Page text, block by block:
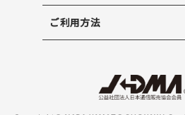
ご利用方法